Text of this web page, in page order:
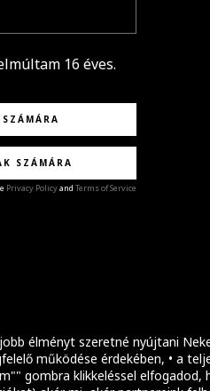
élményt szeretné nyújtani
működése érdekében, • a
gombra klikkeléssel
16 éves.
SZÁMÁRA
Privacy Policyand Terms of Service